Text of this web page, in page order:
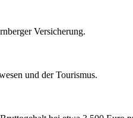
Versicherung.
und der Tourismus.